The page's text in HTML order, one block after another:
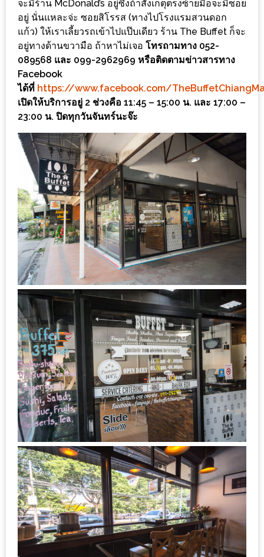
ลอง
16
ร้าน
อร่อย
ที่
ต้อง
มา
ลอง
ถนน
คน
เดิน
วัน
อาทิตย์
ท่าแพ
เชียงใหม่
CART
CHECKOUT
DRAFT
–
บาร์บีคิว
สาว
เหนือ
กับ
สลัด
หนุ่ม
บ้านนา
เมนู
เด็ด
จาก
ANNA
จะมีร้าน McDonald’s อยู่ซึ่งถ้าสังเกตุตรงซ้ายมือจะมีซอย
อยู่ นั่นแหละจ่ะ ซอยสิโรรส (ทางไปโรงแรมสวนดอก
แก้ว) ให้เราเลี้ยวรถเข้าไปแป๊บเดียว ร้าน The Buffet ก็จะ
อยู่ทางด้านขวามือ ถ้าหาไม่เจอ โทรถามทาง 052-
089568 และ 099-2962969 หรือติดตามข่าวสารทาง
Facebook
ได้ที่ https://www.facebook.com/
เปิดให้บริการอยู่ 2 ช่วงคือ 11:45 – 15:00 น. และ 17:00 –
23:00 น. ปิดทุกวันจันทร์นะจ๊ะ